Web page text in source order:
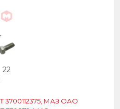
22
3700112375, МАЗ ОАО